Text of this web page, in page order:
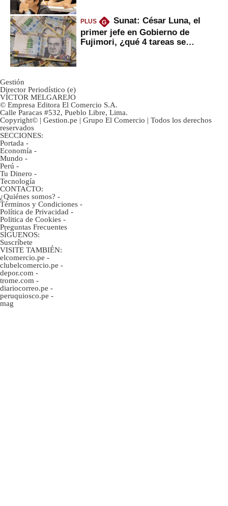
PLUS G
Sunat: César Luna, el
primer jefe en Gobierno de
Fujimori, ¿qué 4 tareas se
Gestión
Director Periodístico (e)
VÍCTOR MELGAREJO
© Empresa Editora El Comercio S.A.
Calle Paracas #532, Pueblo Libre, Lima.
Copyright© | Gestion.pe | Grupo El Comercio | Todos los derechos
reservados
SECCIONES:
Portada -
Economía -
Mundo -
Perú -
Tu Dinero -
Tecnología
CONTACTO:
¿Quiénes somos? -
Términos y Condiciones -
Política de Privacidad -
Politica de Cookies -
Preguntas Frecuentes
SÍGUENOS:
Suscríbete
VISITE TAMBIÉN:
elcomercio.pe -
clubelcomercio.pe -
depor.com -
trome.com -
diariocorreo.pe -
peruquiosco.pe -
mag